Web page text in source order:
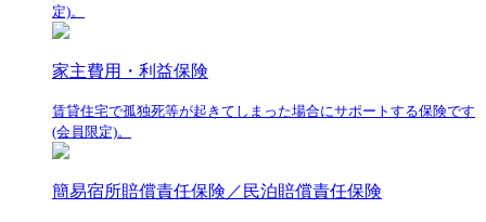
定)。
家主費用・利益保険
賃貸住宅で孤独死等が起きてしまった場合にサポートする保険です
(会員限定)。
簡易宿所賠償責任保険／民泊賠償責任保険